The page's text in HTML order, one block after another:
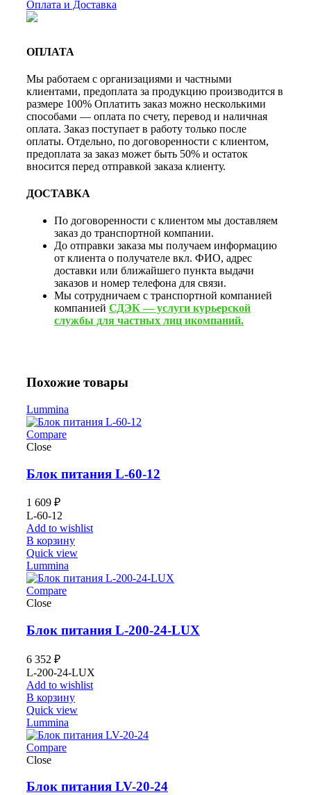
Оплата и Доставка
ОПЛАТА
Мы работаем с организациями и частными
клиентами, предоплата за продукцию производится в
размере 100% Оплатить заказ можно несколькими
способами — оплата по счету, перевод и наличная
оплата. Заказ поступает в работу только после
оплаты. Отдельно, по договоренности с клиентом,
предоплата за заказ может быть 50% и остаток
вносится перед отправкой заказа клиенту.
ДОСТАВКА
По договоренности с клиентом мы доставляем
заказ до транспортной компании.
До отправки заказа мы получаем информацию
от клиента о получателе вкл. ФИО, адрес
доставки или ближайшего пункта выдачи
заказов и номер телефона для связи.
Мы сотрудничаем с транспортной компанией
компанией СДЭК — услуги курьерской
службы для частных лиц икомпаний.
Похожие товары
Lummina
Compare
Close
Блок питания L-60-12
1 609 ₽
L-60-12
Add to wishlist
В корзину
Quick view
Lummina
Compare
Close
Блок питания L-200-24-LUX
6 352 ₽
L-200-24-LUX
Add to wishlist
В корзину
Quick view
Lummina
Compare
Close
Блок питания LV-20-24